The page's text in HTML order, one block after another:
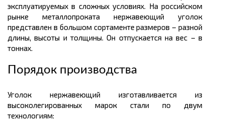
эксплуатируемых в сложных условиях. На российском
рынке металлопроката нержавеющий уголок
представлен в большом сортаменте размеров – разной
длины, высоты и толщины. Он отпускается навес – в
тоннах.
Порядок производства
Уголок нержавеющий изготавливается из
высоколегированных марок стали по двум
технологиям: